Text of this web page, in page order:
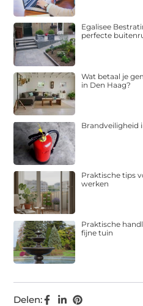
Delen:
Egalisee
perfecte
Wat betaal je
in Den Haag?
Brandveiligheid
Praktische tips
werken
Praktische
fijne tuin